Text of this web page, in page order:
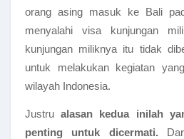
orang asing masuk ke Bali
menyalahi visa kunjungan
kunjungan miliknya itu tidak
untuk melakukan kegiatan
wilayah Indonesia.
Justrualasan kedua inilah
penting untuk dicermati.